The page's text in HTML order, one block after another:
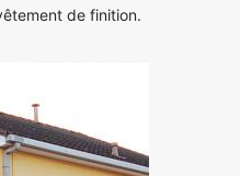
de finition.